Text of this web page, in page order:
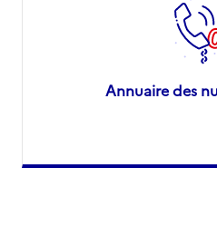
Annuaire des